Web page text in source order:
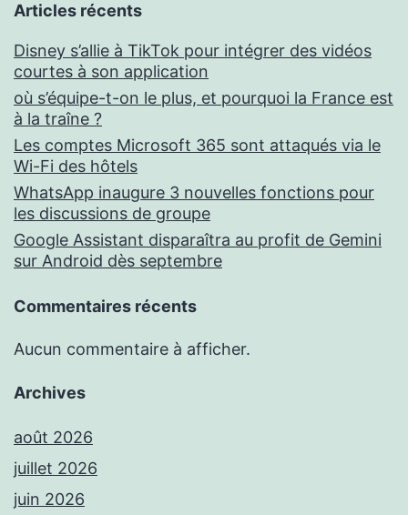
Articles récents
Disney s’allie à TikTok pour intégrer des vidéos
courtes à son application
où s’équipe-t-on le plus, et pourquoi la France est
à la traîne ?
Les comptes Microsoft 365 sont attaqués via le
Wi-Fi des hôtels
WhatsApp inaugure 3 nouvelles fonctions pour
les discussions de groupe
Google Assistant disparaîtra au profit de Gemini
sur Android dès septembre
Commentaires récents
Aucun commentaire à afficher.
Archives
août 2026
juillet 2026
juin 2026